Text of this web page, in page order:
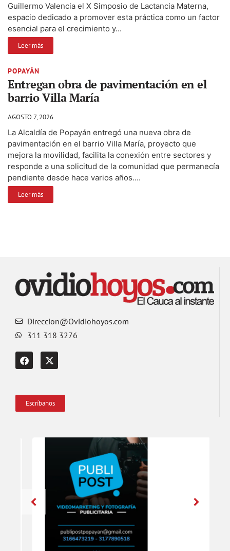
Guillermo Valencia el X Simposio de Lactancia Materna,
espacio dedicado a promover esta práctica como un factor
esencial para el crecimiento y...
Leer más
POPAYÁN
Entregan obra de pavimentación en el
barrio Villa María
AGOSTO 7, 2026
La Alcaldía de Popayán entregó una nueva obra de
pavimentación en el barrio Villa María, proyecto que
mejora la movilidad, facilita la conexión entre sectores y
responde a una solicitud de la comunidad que permanecía
pendiente desde hace varios años....
Leer más
Direccion@Ovidiohoyos.com
311 318 3276
Escríbanos